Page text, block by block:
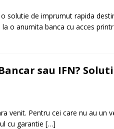
solutie de imprumut rapida
o anumita banca cu acces
sau IFN?
venit. Pentru cei care nu au un
cu garantie […]